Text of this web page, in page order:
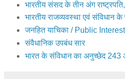
शेयर करें
35 टिप्‍पणियां:
Unknown बुधवार, 10 अगस्त